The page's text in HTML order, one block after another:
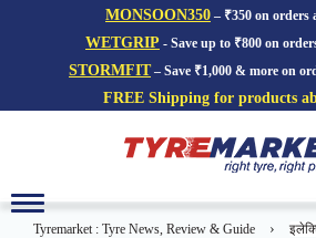
MONSOON350 – ₹350 on orders
WETGRIP - Save up to ₹800 on
STORMFIT– Save ₹1,000 & more on
FREE Shipping for products
Toggle
navigation
Tyremarket : Tyre News, Review & Guide ›